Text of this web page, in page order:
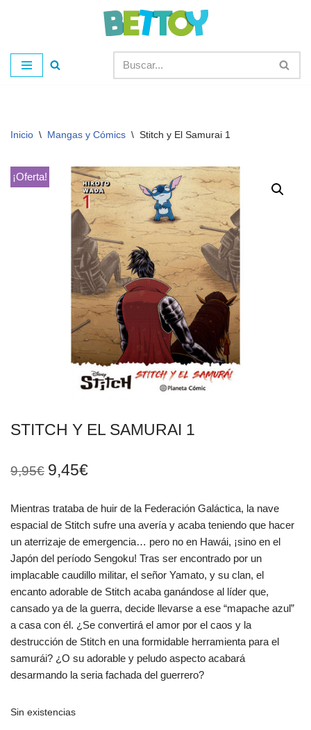
al
contenido
Inicio \ Mangas y Cómics \ Stitch y El Samurai 1
¡Oferta!
STITCH Y EL SAMURAI 1
9,95€ 9,45€
Mientras trataba de huir de la Federación Galáctica, la nave
espacial de Stitch sufre una avería y acaba teniendo que hacer
un aterrizaje de emergencia… pero no en Hawái, ¡sino en el
Japón del período Sengoku! Tras ser encontrado por un
implacable caudillo militar, el señor Yamato, y su clan, el
encanto adorable de Stitch acaba ganándose al líder que,
cansado ya de la guerra, decide llevarse a ese “mapache azul”
a casa con él. ¿Se convertirá el amor por el caos y la
destrucción de Stitch en una formidable herramienta para el
samurái? ¿O su adorable y peludo aspecto acabará
desarmando la seria fachada del guerrero?
Sin existencias